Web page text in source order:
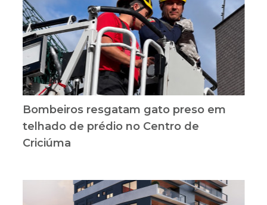
Bombeiros resgatam gato preso em
telhado de prédio no Centro de
Criciúma